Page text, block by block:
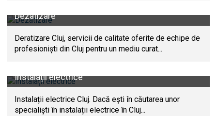
Dezatizare
Deratizare Cluj, servicii de calitate oferite de echipe de
profesioniști din Cluj pentru un mediu curat...
Instalații electrice
Instalații electrice Cluj. Dacă ești în căutarea unor
specialiști în instalații electrice în Cluj...